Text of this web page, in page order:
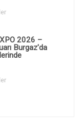
2026 –
Burgaz'da